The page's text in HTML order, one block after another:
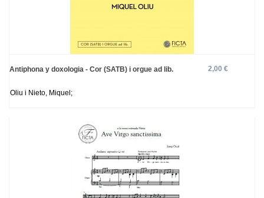
Antiphona y doxologia - Cor (SATB) i orgue ad lib. 2,00 €
Oliu i Nieto, Miquel;